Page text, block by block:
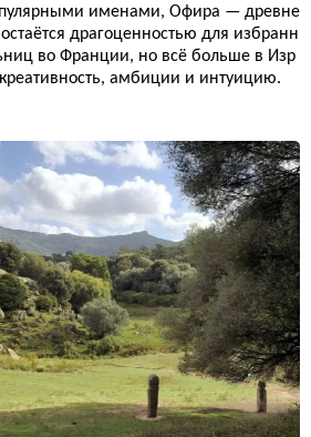
именами, Офира — древне
драгоценностью для избранн
во Франции, но всё больше в Изр
амбиции и интуицию.